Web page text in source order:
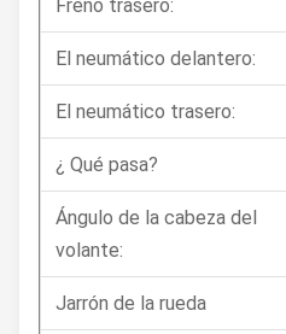
Freno trasero:
El neumático delantero:
El neumático trasero:
¿ Qué pasa?
Ángulo de la cabeza del
volante:
Jarrón de la rueda